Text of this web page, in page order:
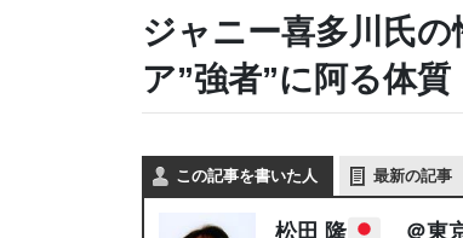
ジャニー喜多川氏
ア”強者”に阿る体質
この記事を書いた人 最新の記事
松田 隆 ＠東